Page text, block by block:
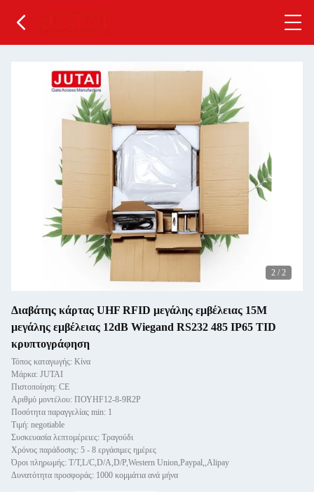
2 / 2
Διαβάτης κάρτας UHF RFID μεγάλης εμβέλειας 15M
μεγάλης εμβέλειας 12dB Wiegand RS232 485 IP65 TID
κρυπτογράφηση
Τόπος καταγωγής: Κίνα
Μάρκα: JUTAI
Πιστοποίηση: CE
Αριθμό μοντέλου: ΠΟΥHF12-8-9R2P
Ποσότητα παραγγελίας min: 1
Τιμή: negotiable
Συσκευασία λεπτομέρειες: Τραγούδι
Χρόνος παράδοσης: 5 - 8 εργάσιμες ημέρες
Όροι πληρωμής: T/T,L/C,D/A,D/P,Western Union,Paypal,,Alipay
Δυνατότητα προσφοράς: 1000 κομμάτια ανά μήνα